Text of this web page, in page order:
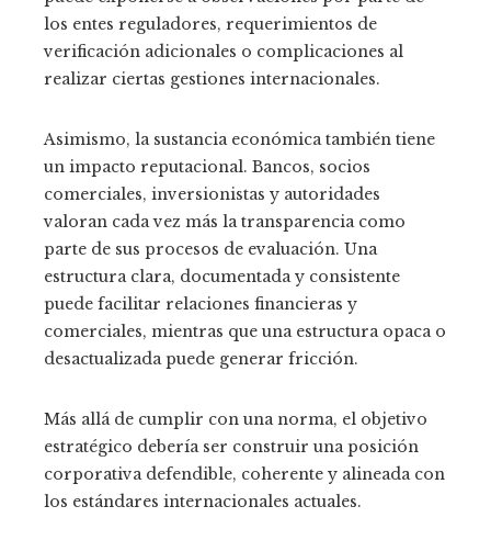
los entes reguladores, requerimientos de
verificación adicionales o complicaciones al
realizar ciertas gestiones internacionales.
Asimismo, la sustancia económica también tiene
un impacto reputacional. Bancos, socios
comerciales, inversionistas y autoridades
valoran cada vez más la transparencia como
parte de sus procesos de evaluación. Una
estructura clara, documentada y consistente
puede facilitar relaciones financieras y
comerciales, mientras que una estructura opaca o
desactualizada puede generar fricción.
Más allá de cumplir con una norma, el objetivo
estratégico debería ser construir una posición
corporativa defendible, coherente y alineada con
los estándares internacionales actuales.